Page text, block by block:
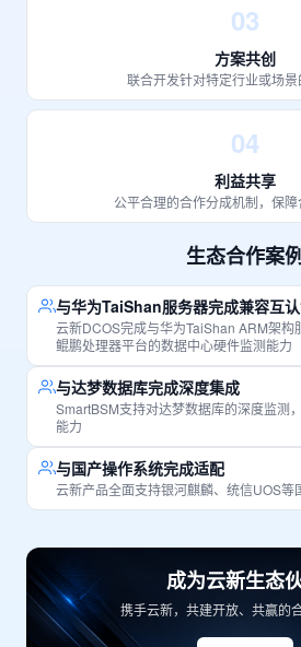
03
方案共创
联合开发针对特定行业或场
04
利益共享
公平合理的合作分成机制，保
生态合作案
与华为TaiShan服务器完成兼容互
云新DCOS完成与华为TaiShan ARM架构
鲲鹏处理器平台的数据中心硬件监测能力
与达梦数据库完成深度集成
SmartBSM支持对达梦数据库的深度监测
能力
与国产操作系统完成适配
云新产品全面支持银河麒麟、统信UOS
成为云新生态
携手云新，共建开放、共赢的